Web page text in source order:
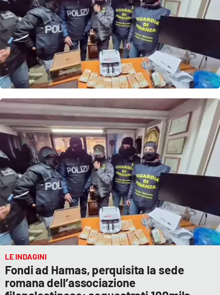
RUBRICHE
Good Morning Vietnam
Parchi Marini Calabria
Leggendo Alvaro insieme
Imprese Di Calabria
Le perfidie di Antonella Grippo
Venti di comunicazione
STREAMING
LaC TV
LaC Network
LE INDAGINI
Fondi ad Hamas, perquisita la sede
romana dell’associazione